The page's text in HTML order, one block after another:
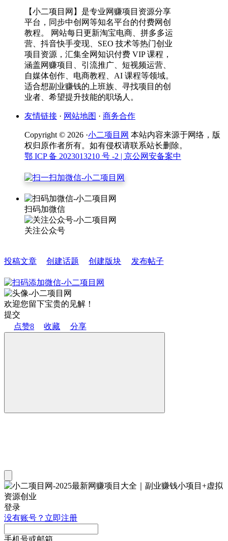
【小二项目网】是专业网赚项目资源分享
平台，同步中创网等知名平台的付费网创
教程。 网站每日更新淘宝电商、拼多多运
营、抖音快手变现、SEO 技术等热门创业
项目资源，汇集全网知识付费 VIP 课程，
涵盖网赚项目、引流推广、短视频运营、
自媒体创作、电商教程、AI 课程等领域。
适合想副业赚钱的上班族、寻找项目的创
业者、希望提升技能的职场人。
友情链接 · 网站地图 · 商务合作
Copyright © 2026 ·小二项目网 本站内容来源于网络，版
权归原作者所有。如有侵权请联系站长删除。
鄂 ICP 备 2023013210 号 -2 | 京公网安备案中
扫码加微信
关注公众号
投稿文章 创建话题 创建版块 发布帖子
欢迎您留下宝贵的见解！
提交
点赞8 收藏 分享
登录
没有账号？立即注册
手机号或邮箱